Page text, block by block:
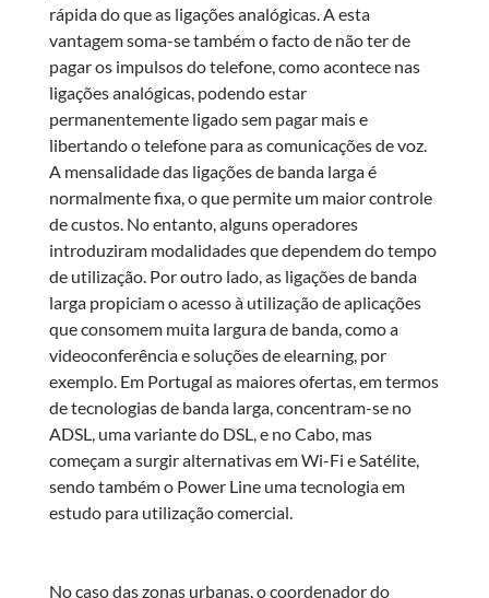
rápida do que as ligações analógicas. A esta
vantagem soma-se também o facto de não ter de
pagar os impulsos do telefone, como acontece nas
ligações analógicas, podendo estar
permanentemente ligado sem pagar mais e
libertando o telefone para as comunicações de voz.
A mensalidade das ligações de banda larga é
normalmente fixa, o que permite um maior controle
de custos. No entanto, alguns operadores
introduziram modalidades que dependem do tempo
de utilização. Por outro lado, as ligações de banda
larga propiciam o acesso à utilização de aplicações
que consomem muita largura de banda, como a
videoconferência e soluções de elearning, por
exemplo. Em Portugal as maiores ofertas, em termos
de tecnologias de banda larga, concentram-se no
ADSL, uma variante do DSL, e no Cabo, mas
começam a surgir alternativas em Wi-Fi e Satélite,
sendo também o Power Line uma tecnologia em
estudo para utilização comercial.
No caso das zonas urbanas, o coordenador do